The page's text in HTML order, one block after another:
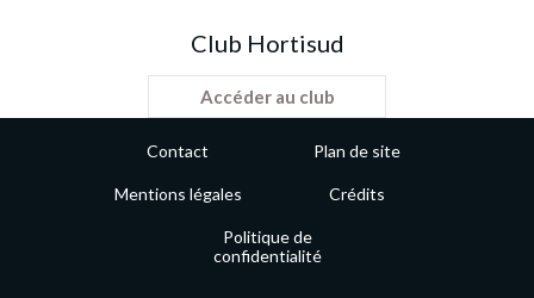
Club Hortisud
Accéder au club
Contact Plan de site
Mentions légales Crédits
Politique de
confidentialité